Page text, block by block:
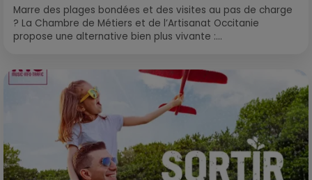
Marre des plages bondées et des visites au pas de charge
? La Chambre de Métiers et de l’Artisanat Occitanie
propose une alternative bien plus vivante :...